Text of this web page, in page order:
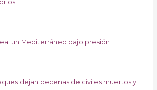
un Mediterráneo bajo presión
dejan decenas de civiles muertos y